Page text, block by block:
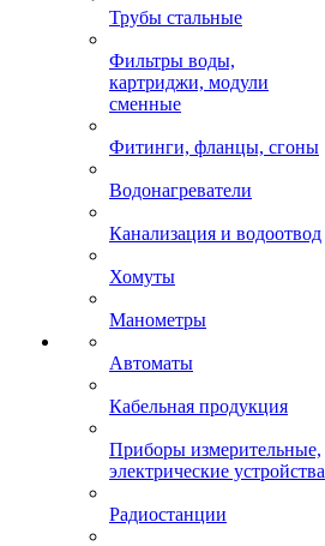
Трубы стальные
Фильтры воды,
картриджи, модули
сменные
Фитинги, фланцы, сгоны
Водонагреватели
Канализация и водоотвод
Хомуты
Манометры
Автоматы
Кабельная продукция
Приборы измерительные,
электрические устройства
Радиостанции